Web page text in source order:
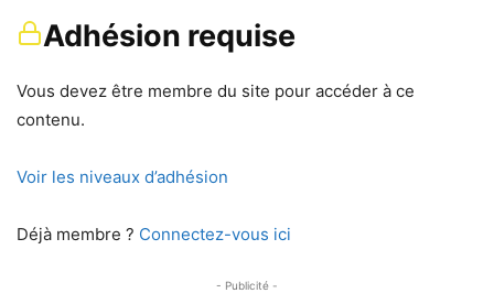
Adhésion requise
Vous devez être membre du site pour accéder à ce
contenu.
Voir les niveaux d’adhésion
Déjà membre ? Connectez-vous ici
- Publicité -